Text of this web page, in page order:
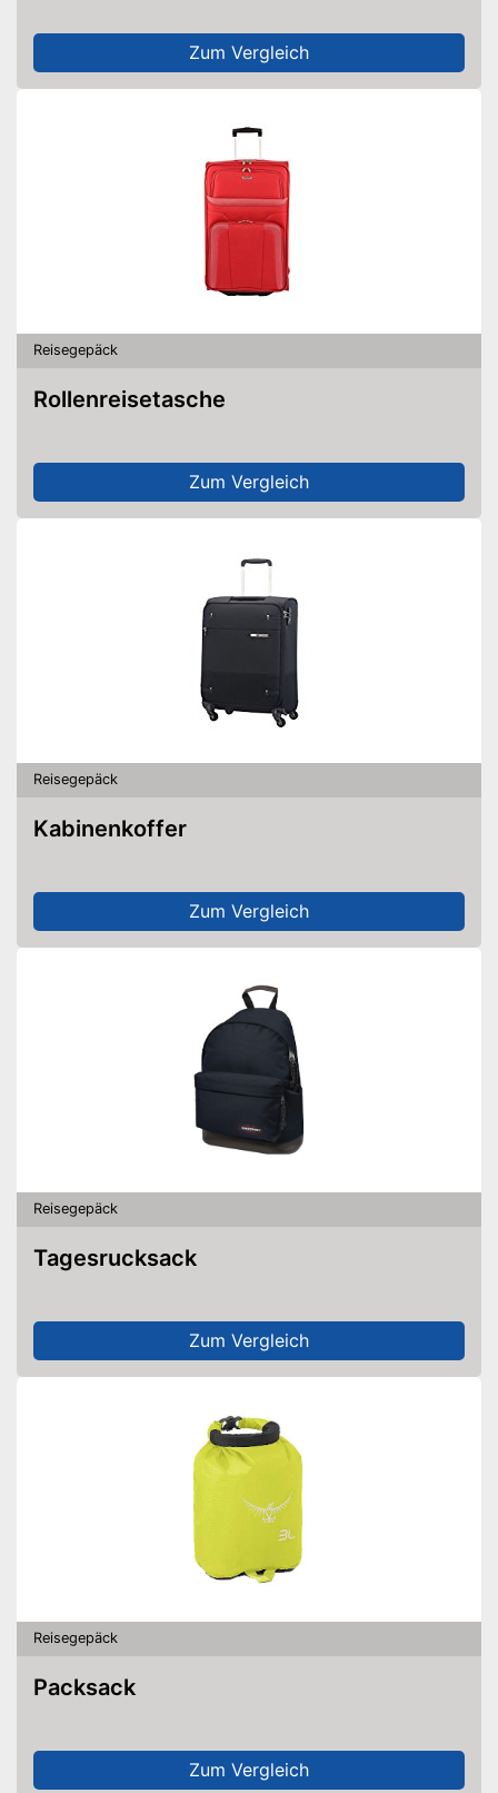
Zum Vergleich
Reisegepäck
Rollenreisetasche
Zum Vergleich
Reisegepäck
Kabinenkoffer
Zum Vergleich
Reisegepäck
Tagesrucksack
Zum Vergleich
Reisegepäck
Packsack
Zum Vergleich